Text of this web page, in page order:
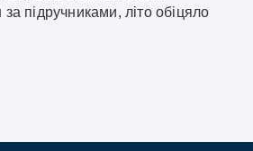
за підручниками, літо обіцяло